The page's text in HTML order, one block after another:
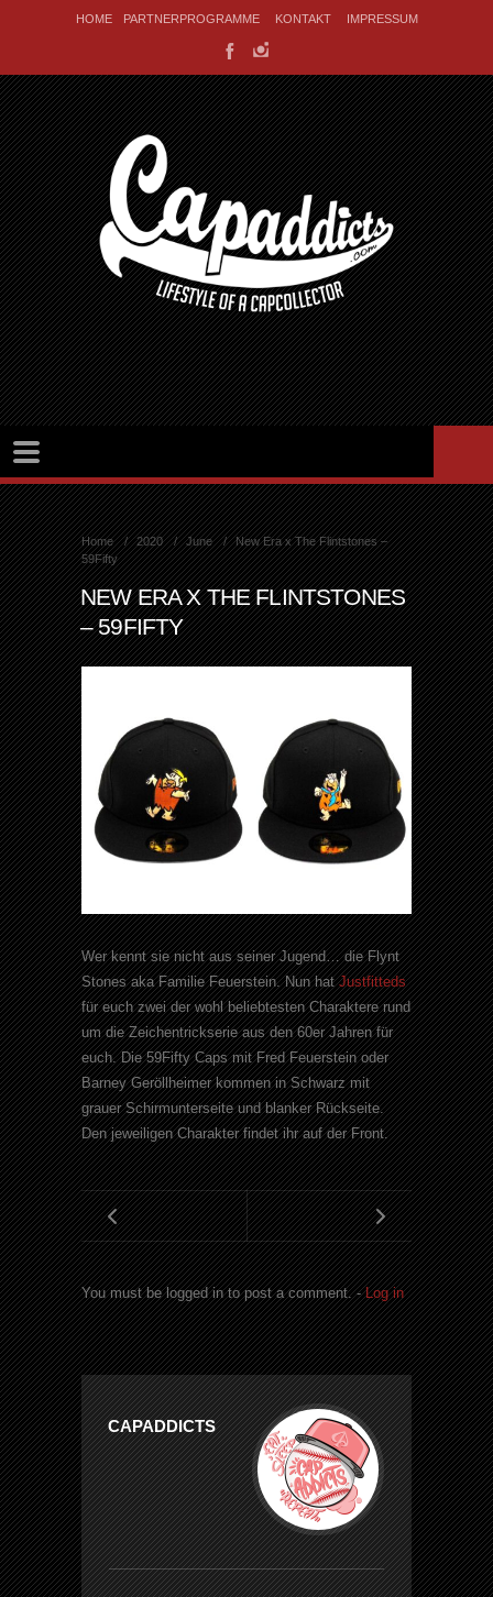
HOME PARTNERPROGRAMME KONTAKT IMPRESSUM
Home 2020 June
New Era x The Flintstones –
59Fifty
NEW ERA X THE FLINTSTONES
– 59FIFTY
Wer kennt sie nicht aus seiner Jugend… die Flynt
Stones aka Familie Feuerstein. Nun hatJustfitteds
für euch zwei der wohl beliebtesten Charaktere rund
um die Zeichentrickserie aus den 60er Jahren für
euch. Die 59Fifty Caps mit Fred Feuerstein oder
Barney Geröllheimer kommen in Schwarz mit
grauer Schirmunterseite und blanker Rückseite.
Den jeweiligen Charakter findet ihr auf der Front.
You must be logged in to post a comment. -Log in
CAPADDICTS